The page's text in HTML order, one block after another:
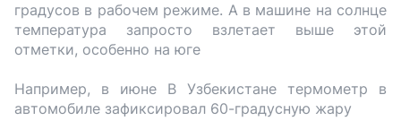
градусов в рабочем режиме. А в машине на солнце
температура запросто взлетает выше этой
отметки, особенно на юге
Например, в июне В Узбекистане термометр в
автомобиле зафиксировал 60-градусную жару